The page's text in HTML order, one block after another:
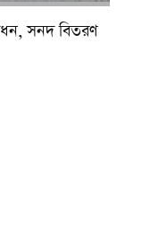
সনদ বিতরণ